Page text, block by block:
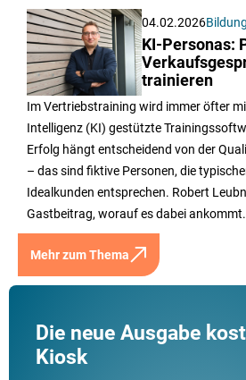
04.02.2026Bildung
KI-Personas:
trainieren
Im Vertriebstraining wird immer öfter
Intelligenz (KI) gestützte
Erfolg hängt entscheidend von der
– das sind fiktive Personen, die
Idealkunden entsprechen. Robert
Gastbeitrag, worauf es dabei ankommt.
Mehr zum Thema
Die neue Ausgabe
Kiosk